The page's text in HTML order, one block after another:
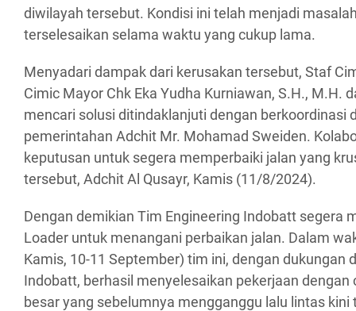
diwilayah tersebut. Kondisi ini telah menjadi
terselesaikan selama waktu yang cukup lama.
Menyadari dampak dari kerusakan tersebut, Staf
Cimic Mayor Chk Eka Yudha Kurniawan, S.H., M.H.
mencari solusi ditindaklanjuti dengan berkoordinasi
pemerintahan Adchit Mr. Mohamad Sweiden.
keputusan untuk segera memperbaiki jalan yang
tersebut, Adchit Al Qusayr, Kamis (11/8/2024).
Dengan demikian Tim Engineering Indobatt segera
Loader untuk menangani perbaikan jalan. Dalam
Kamis, 10-11 September) tim ini, dengan dukungan
Indobatt, berhasil menyelesaikan pekerjaan
besar yang sebelumnya mengganggu lalu lintas